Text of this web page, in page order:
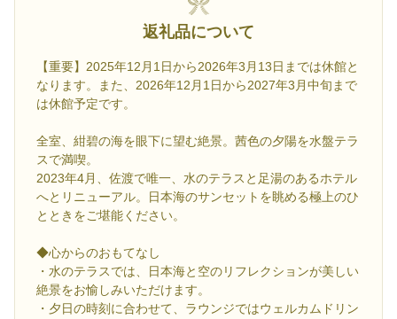
返礼品について
【重要】2025年12月1日から2026年3月13日までは休館と
なります。また、2026年12月1日から2027年3月中旬まで
は休館予定です。
全室、紺碧の海を眼下に望む絶景。茜色の夕陽を水盤テラ
スで満喫。
2023年4月、佐渡で唯一、水のテラスと足湯のあるホテル
へとリニューアル。日本海のサンセットを眺める極上のひ
とときをご堪能ください。
◆心からのおもてなし
・水のテラスでは、日本海と空のリフレクションが美しい
絶景をお愉しみいただけます。
・夕日の時刻に合わせて、ラウンジではウェルカムドリン